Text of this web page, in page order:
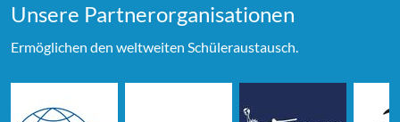
Unsere Partner­organi­sationen
Ermöglichen den weltweiten Schüleraustausch.